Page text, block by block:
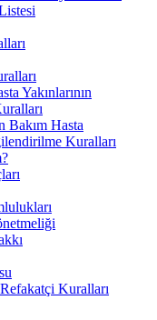
Yakınlarının
Bakım Hasta
Kuralları
Kuralları